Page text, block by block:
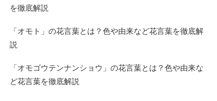
を徹底解説
「オモト」の花言葉とは？色や由来など花言葉を徹底解
説
「オモゴウテンナンショウ」の花言葉とは？色や由来な
ど花言葉を徹底解説